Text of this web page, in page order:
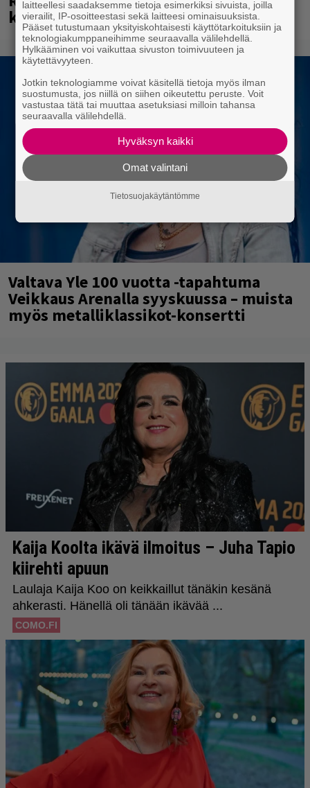
kuussa dokumentti
Valtava Yle 100 vuotta -tapahtuma
Veikkaus Arenalla syyskuussa – muista
myös metalliklassikot-konsertti
laitteellesi saadaksemme tietoja esimerkiksi sivuista, joilla
vierailit, IP-osoitteestasi sekä laitteesi ominaisuuksista.
Pääset tutustumaan yksityiskohtaisesti käyttötarkoituksiin ja
teknologiakumppaneihimme seuraavalla välilehdellä.
Hylkääminen voi vaikuttaa sivuston toimivuuteen ja
käytettävyyteen.
Jotkin teknologiamme voivat käsitellä tietoja myös ilman
suostumusta, jos niillä on siihen oikeutettu peruste. Voit
vastustaa tätä tai muuttaa asetuksiasi milloin tahansa
seuraavalla välilehdellä.
Hyväksyn kaikki
Omat valintani
Tietosuojakäytäntömme